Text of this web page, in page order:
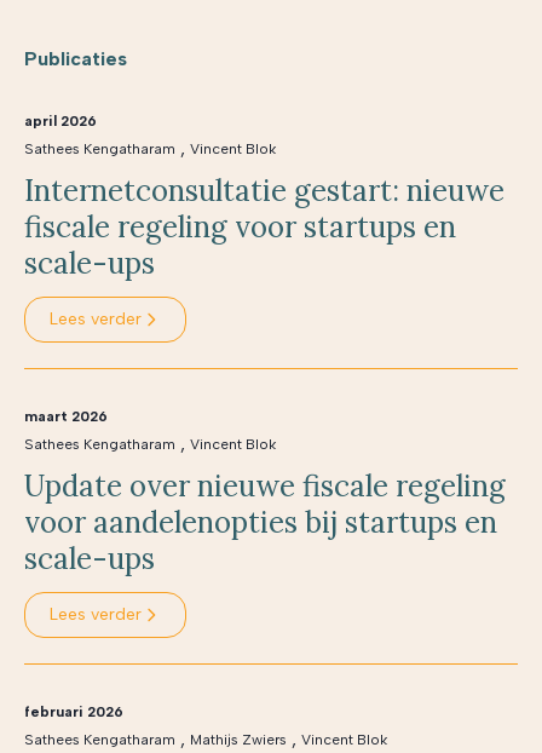
Publicaties
april 2026
Sathees Kengatharam , Vincent Blok
Internetconsultatie gestart: nieuwe
fiscale regeling voor startups en
scale-ups
Lees verder
maart 2026
Sathees Kengatharam , Vincent Blok
Update over nieuwe fiscale regeling
voor aandelenopties bij startups en
scale-ups
Lees verder
februari 2026
Sathees Kengatharam , Mathijs Zwiers , Vincent Blok